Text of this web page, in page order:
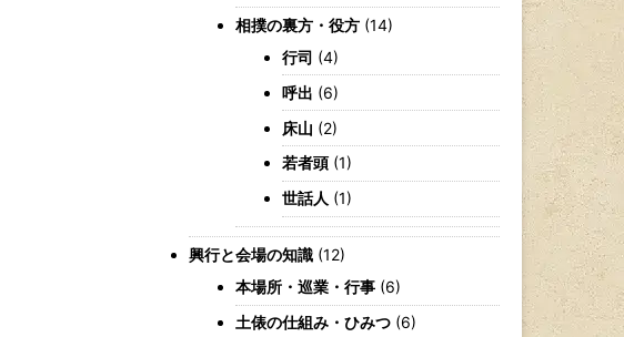
相撲の裏方・役方 (14)
行司 (4)
呼出 (6)
床山 (2)
若者頭 (1)
世話人 (1)
興行と会場の知識 (12)
本場所・巡業・行事 (6)
土俵の仕組み・ひみつ (6)